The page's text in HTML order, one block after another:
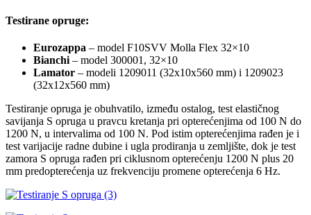
Testirane opruge:
Eurozappa – model F10SVV Molla Flex 32×10
Bianchi – model 300001, 32×10
Lamator – modeli 1209011 (32x10x560 mm) i 1209023
(32x12x560 mm)
Testiranje opruga je obuhvatilo, između ostalog, test elastičnog
savijanja S opruga u pravcu kretanja pri opterećenjima od 100 N do
1200 N, u intervalima od 100 N. Pod istim opterećenjima rađen je i
test varijacije radne dubine i ugla prodiranja u zemljište, dok je test
zamora S opruga rađen pri ciklusnom opterećenju 1200 N plus 20
mm predopterećenja uz frekvenciju promene opterećenja 6 Hz.